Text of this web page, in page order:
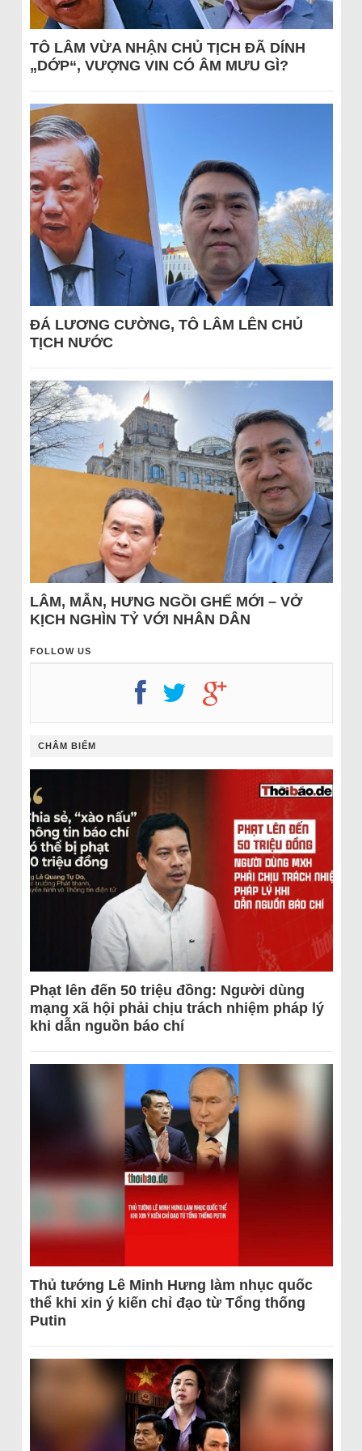
TÔ LÂM VỪA NHẬN CHỦ TỊCH ĐÃ DÍNH
„DỚP“, VƯỢNG VIN CÓ ÂM MƯU GÌ?
ĐÁ LƯƠNG CƯỜNG, TÔ LÂM LÊN CHỦ
TỊCH NƯỚC
LÂM, MẪN, HƯNG NGỒI GHẾ MỚI – VỞ
KỊCH NGHÌN TỶ VỚI NHÂN DÂN
FOLLOW US
CHÂM BIẾM
Phạt lên đến 50 triệu đồng: Người dùng
mạng xã hội phải chịu trách nhiệm pháp lý
khi dẫn nguồn báo chí
Thủ tướng Lê Minh Hưng làm nhục quốc
thể khi xin ý kiến chỉ đạo từ Tổng thống
Putin